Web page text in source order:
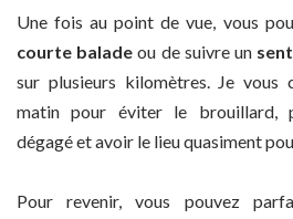
Une fois au point de vue, vous
courte balade ou de suivre un
sur plusieurs kilomètres. Je vous
matin pour éviter le brouillard,
dégagé et avoir le lieu quasiment
Pour revenir, vous pouvez